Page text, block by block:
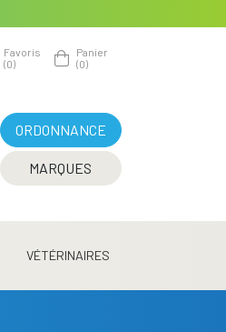
Favoris
(0)
Panier
(0)
ORDONNANCE
MARQUES
VÉTÉRINAIRES